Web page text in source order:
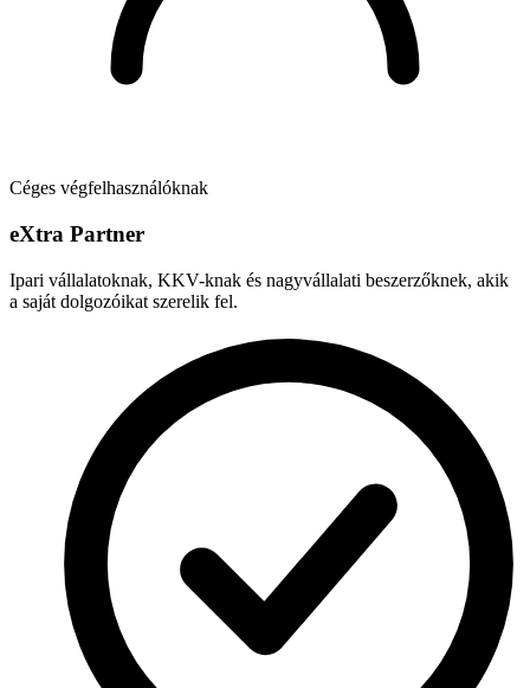
Céges végfelhasználóknak
eXtra Partner
Ipari vállalatoknak, KKV-knak és nagyvállalati beszerzőknek, akik
a saját dolgozóikat szerelik fel.